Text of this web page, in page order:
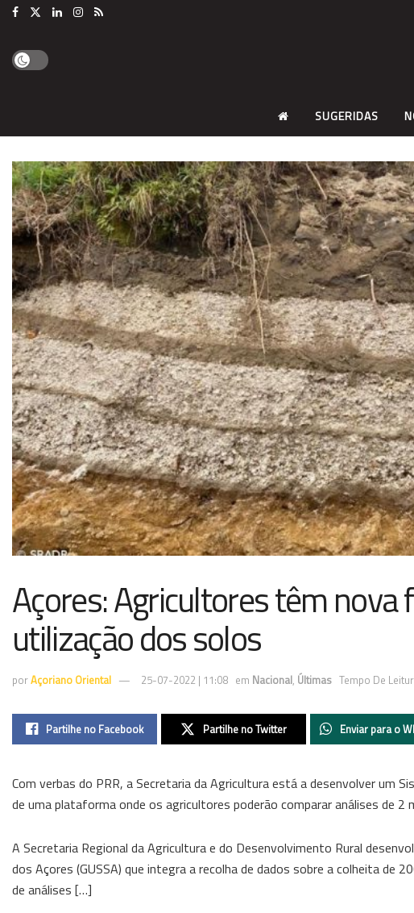
SUGERIDAS
Açores: Agricultores têm
utilização dos solos
porAçoriano Oriental 25-07-2022 | 11:08 em Nacional, Últimas Tempo De
Partilhe no Facebook Partilhe no Twitter Enviar para o
Com verbas do PRR, a Secretaria da Agricultura está a desenvolver um
de uma plataforma onde os agricultores poderão comparar análises de 2
A Secretaria Regional da Agricultura e do Desenvolvimento Rural
dos Açores (GUSSA) que integra a recolha de dados sobre a colheita
de análises […]